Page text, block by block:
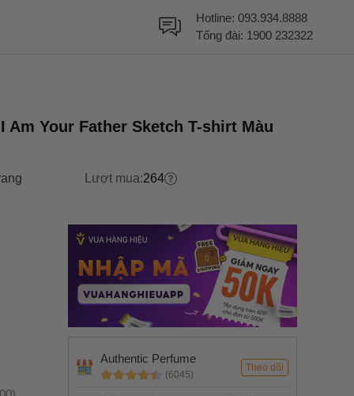
Hotline: 093.934.8888
Tổng đài: 1900 232322
Am Your Father Sketch T-shirt Màu
Lượt mua:264
Authentic Perfume
(6045)
Theo dõi